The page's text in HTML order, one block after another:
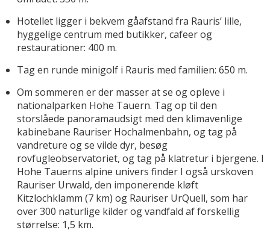
Hotellet ligger i bekvem gåafstand fra Rauris’ lille,
hyggelige centrum med butikker, cafeer og
restaurationer: 400 m.
Tag en runde minigolf i Rauris med familien: 650 m.
Om sommeren er der masser at se og opleve i
nationalparken Hohe Tauern. Tag op til den
storslåede panoramaudsigt med den klimavenlige
kabinebane Rauriser Hochalmenbahn, og tag på
vandreture og se vilde dyr, besøg
rovfugleobservatoriet, og tag på klatretur i bjergene. I
Hohe Tauerns alpine univers finder I også urskoven
Rauriser Urwald, den imponerende kløft
Kitzlochklamm (7 km) og Rauriser UrQuell, som har
over 300 naturlige kilder og vandfald af forskellig
størrelse: 1,5 km.